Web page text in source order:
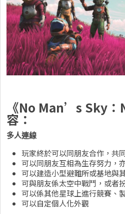
《No Man’s Sky：
容：
多人連線
玩家終於可以同朋友合作，共
可以同朋友互相為生存努力，
可以建造小型避難所或基地與
可與朋友係太空中戰鬥，或者
可以係其他星球上進行競賽、
可以自定個人化外觀